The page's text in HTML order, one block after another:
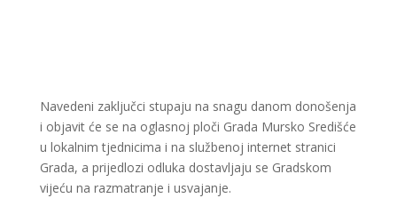
Navedeni zaključci stupaju na snagu danom donošenja
i objavit će se na oglasnoj ploči Grada Mursko Središće
u lokalnim tjednicima i na službenoj internet stranici
Grada, a prijedlozi odluka dostavljaju se Gradskom
vijeću na razmatranje i usvajanje.